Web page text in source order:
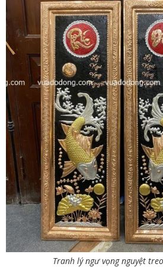
Tranh lý ngư vọng nguyệt